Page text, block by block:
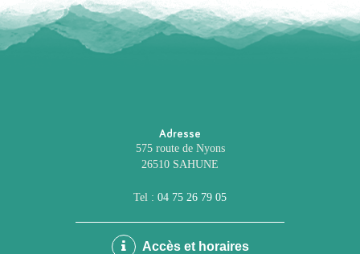
Adresse
575 route de Nyons
26510 SAHUNE
Tel : 04 75 26 79 05
Accès et horaires